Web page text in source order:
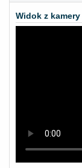
Widok z kamery